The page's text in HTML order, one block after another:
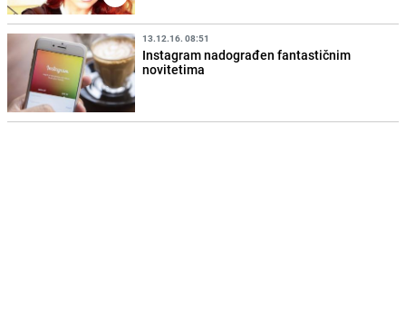
13.12.16. 08:51
Instagram nadograđen fantastičnim
novitetima